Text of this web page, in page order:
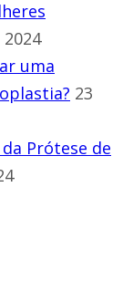
uma
23
Prótese de